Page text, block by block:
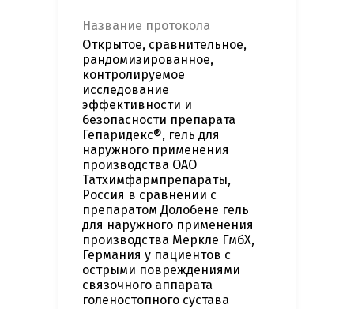
Название протокола
Открытое, сравнительное,
рандомизированное,
контролируемое
исследование
эффективности и
безопасности препарата
Гепаридекс®, гель для
наружного применения
производства ОАО
Татхимфармпрепараты,
Россия в сравнении с
препаратом Долобене гель
для наружного применения
производства Меркле ГмбХ,
Германия у пациентов с
острыми повреждениями
связочного аппарата
голеностопного сустава